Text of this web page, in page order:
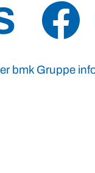
bmk Gruppe